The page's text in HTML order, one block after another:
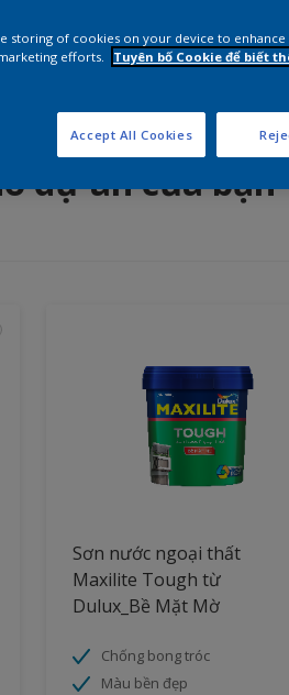
dự án của bạn
Sơn nước ngoại thất
Maxilite Tough từ
Dulux_Bề Mặt Mờ
Chống bong tróc
Màu bền đẹp
storing of cookies on your device to enhance
efforts.
Tuyên bố Cookie để biết
Accept All Cookies